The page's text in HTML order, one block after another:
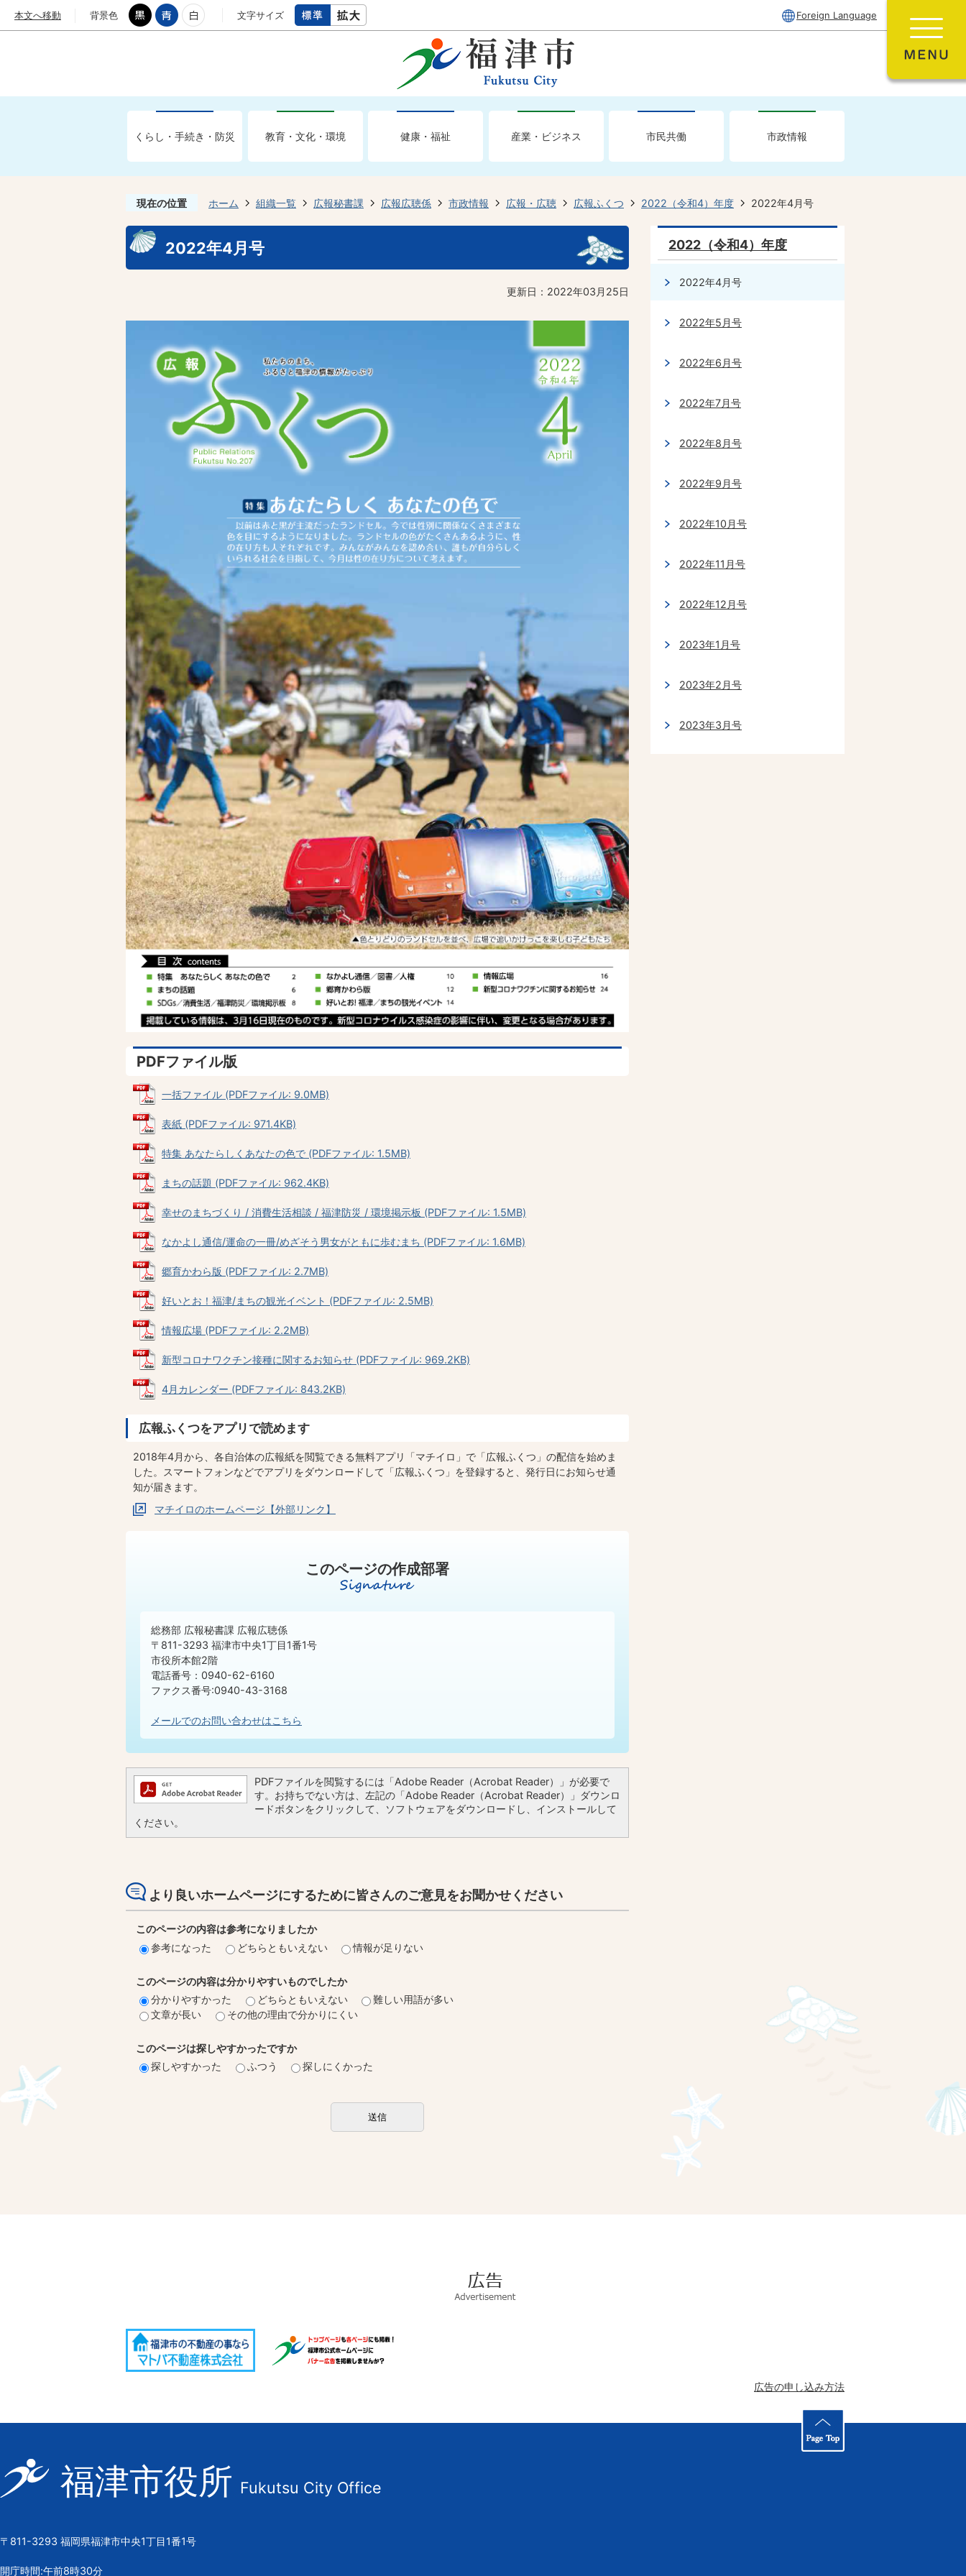
本文へ移動 背景色 文字サイズ Foreign Language
くらし・手続き・防災 教育・文化・環境 健康・福祉 産業・ビジネス 市民共働 市政情報
現在の位置 ホーム 組織一覧 広報秘書課 広報広聴係 市政情報 広報・広聴 広報ふくつ 2022（令和4）年度 2022年4月号
2022年4月号
更新日：2022年03月25日
PDFファイル版
一括ファイル (PDFファイル: 9.0MB)
表紙 (PDFファイル: 971.4KB)
特集 あなたらしくあなたの色で (PDFファイル: 1.5MB)
まちの話題 (PDFファイル: 962.4KB)
幸せのまちづくり / 消費生活相談 / 福津防災 / 環境掲示板 (PDFファイル: 1.5MB)
なかよし通信/運命の一冊/めざそう男女がともに歩むまち (PDFファイル: 1.6MB)
郷育かわら版 (PDFファイル: 2.7MB)
好いとお！福津/まちの観光イベント (PDFファイル: 2.5MB)
情報広場 (PDFファイル: 2.2MB)
新型コロナワクチン接種に関するお知らせ (PDFファイル: 969.2KB)
4月カレンダー (PDFファイル: 843.2KB)
広報ふくつをアプリで読めます
2018年4月から、各自治体の広報紙を閲覧できる無料アプリ「マチイロ」で「広報ふくつ」の配信を始めま
した。スマートフォンなどでアプリをダウンロードして「広報ふくつ」を登録すると、発行日にお知らせ通
知が届きます。
マチイロのホームページ【外部リンク】
このページの作成部署
総務部 広報秘書課 広報広聴係
〒811-3293 福津市中央1丁目1番1号
市役所本館2階
電話番号：0940-62-6160
ファクス番号:0940-43-3168
メールでのお問い合わせはこちら
PDFファイルを閲覧するには「Adobe Reader（Acrobat Reader）」が必要で
す。お持ちでない方は、左記の「Adobe Reader（Acrobat Reader）」ダウンロ
ードボタンをクリックして、ソフトウェアをダウンロードし、インストールして
ください。
より良いホームページにするために皆さんのご意見をお聞かせください
このページの内容は参考になりましたか
参考になった
どちらともいえない 情報が足りない
このページの内容は分かりやすいものでしたか
分かりやすかった
どちらともいえない
難しい用語が多い
文章が長い
その他の理由で分かりにくい
このページは探しやすかったですか
探しやすかった
ふつう 探しにくかった
2022（令和4）年度
2022年4月号
2022年5月号
2022年6月号
2022年7月号
2022年8月号
2022年9月号
2022年10月号
2022年11月号
2022年12月号
2023年1月号
2023年2月号
2023年3月号
告
広告の申し込み方法
福
津
市
福津市役所 Fukutsu City Office
〒811-3293 福岡県福津市中央1丁目1番1号
開庁時間:午前8時30分